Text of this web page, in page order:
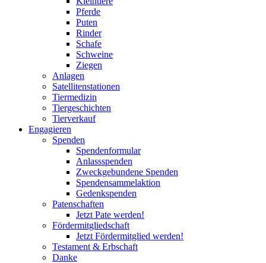
Pferde
Puten
Rinder
Schafe
Schweine
Ziegen
Anlagen
Satellitenstationen
Tiermedizin
Tiergeschichten
Tierverkauf
Engagieren
Spenden
Spendenformular
Anlassspenden
Zweckgebundene Spenden
Spendensammelaktion
Gedenkspenden
Patenschaften
Jetzt Pate werden!
Fördermitgliedschaft
Jetzt Fördermitglied werden!
Testament & Erbschaft
Danke